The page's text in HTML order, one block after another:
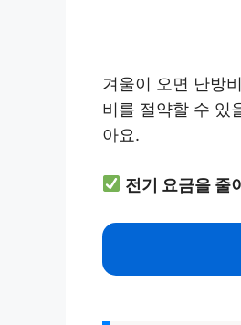
겨울이 오면 난방
비를 절약할 수 있
아요.
전기 요금을 줄